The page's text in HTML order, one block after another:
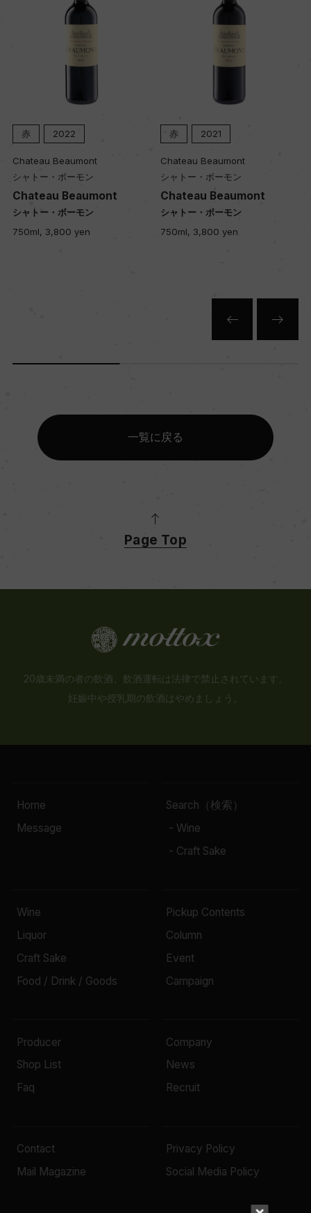
キャップの仕様
赤 2022
Chateau Beaumont
シャトー・ボーモン
Chateau Beaumont
シャトー・ボーモン
750ml, 3,800 yen
赤 2021
Chateau Beaumont
シャトー・ボーモン
Chateau Beaumont
シャトー・ボーモン
750ml, 3,800 yen
一覧に戻る
Page Top
20歳未満の者の飲酒、飲酒運転は法律で禁止されています。
妊娠中や授乳期の飲酒はやめましょう。
Home
Message
Search（検索）
- Wine
- Craft Sake
Wine
Liquor
Craft Sake
Food / Drink / Goods
Pickup Contents
Column
Event
Campaign
Producer
Shop List
Faq
Company
News
Recruit
Contact
Mail Magazine
Privacy Policy
Social Media Policy